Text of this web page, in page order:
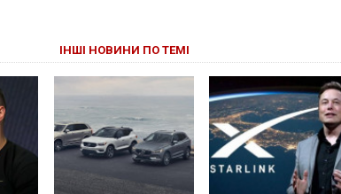
ІНШІ НОВИНИ ПО ТЕМІ